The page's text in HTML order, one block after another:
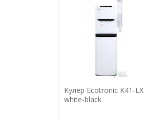
Кулер Ecotronic K41-LX
white-black